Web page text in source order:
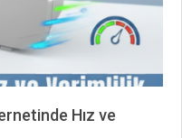
Hız ve